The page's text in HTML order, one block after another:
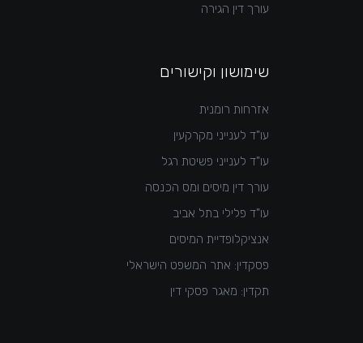
עורך דין הגירה
שימושון וקישורים
אזרחות רומנית
עו"ד לענייני מקרקעין
עו"ד לענייני פשיטת רגל
עורך דין מיסים ומס הכנסה
עו"ד פלילי בתל אביב
אנציקלופדיית המיסים
פסקדין: אתר המשפט הישראלי
תקדין: מאגר פסקי דין